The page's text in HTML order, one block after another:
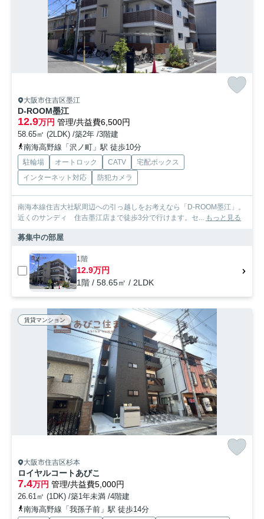
大阪市住吉区墨江
D-ROOM墨江
12.9万円 管理/共益費6,500円
58.65㎡ (2LDK) /築2年 /3階建
南海高野線「沢ノ町」駅 徒歩10分
駐輪場 オートロック CATV
宅配ボックス
インターネット対応
防犯カメラ
南海本線住吉大社駅周辺への引っ越しをお考えなら「D-ROOM墨江」。
近くのサンディ 住吉墨江店まで徒歩3分で行けます。セ... もっと見る
募集中の部屋
1階
12.9万円
1階 / 58.65㎡ / 2LDK
賃貸マンション
大阪市住吉区杉本
ロイヤルコートあびこ
7.4万円 管理/共益費5,000円
26.61㎡ (1DK) /築1年未満 /4階建
南海高野線「我孫子前」駅 徒歩14分